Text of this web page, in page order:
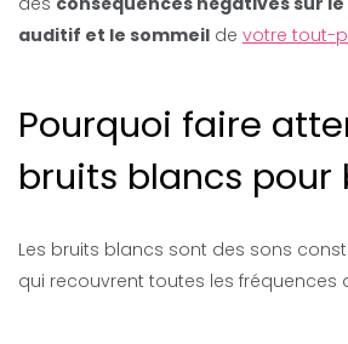
auditif et le sommeil de votre tout-
Pourquoi faire
bruits blancs pour
Les bruits blancs sont des sons
qui recouvrent toutes les fréquences